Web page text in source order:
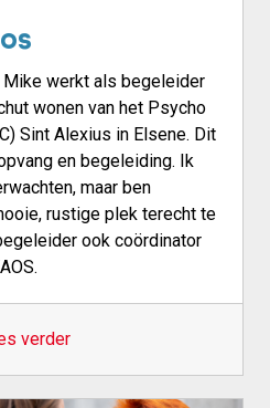
Mike werkt als begeleider
wonen van het Psycho
Sint Alexius in Elsene. Dit
en begeleiding. Ik
maar ben
rustige plek terecht te
ook coördinator
verder